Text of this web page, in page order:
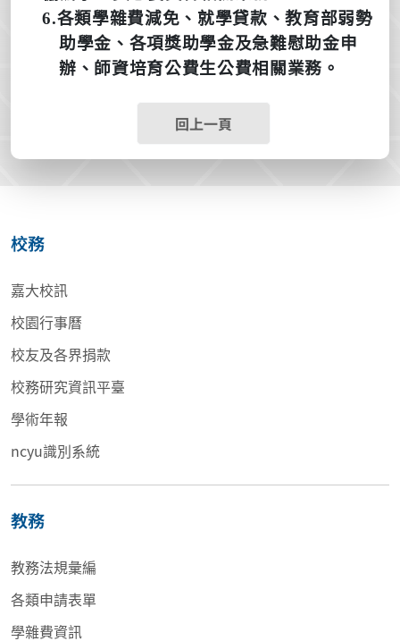
6.各類學雜費減免、就學貸款、教育部弱勢
助學金、各項獎助學金及急難慰助金申
辦、師資培育公費生公費相關業務。
回上一頁
校務
嘉大校訊
校園行事曆
校友及各界捐款
校務研究資訊平臺
學術年報
ncyu識別系統
教務
教務法規彙編
各類申請表單
學雜費資訊